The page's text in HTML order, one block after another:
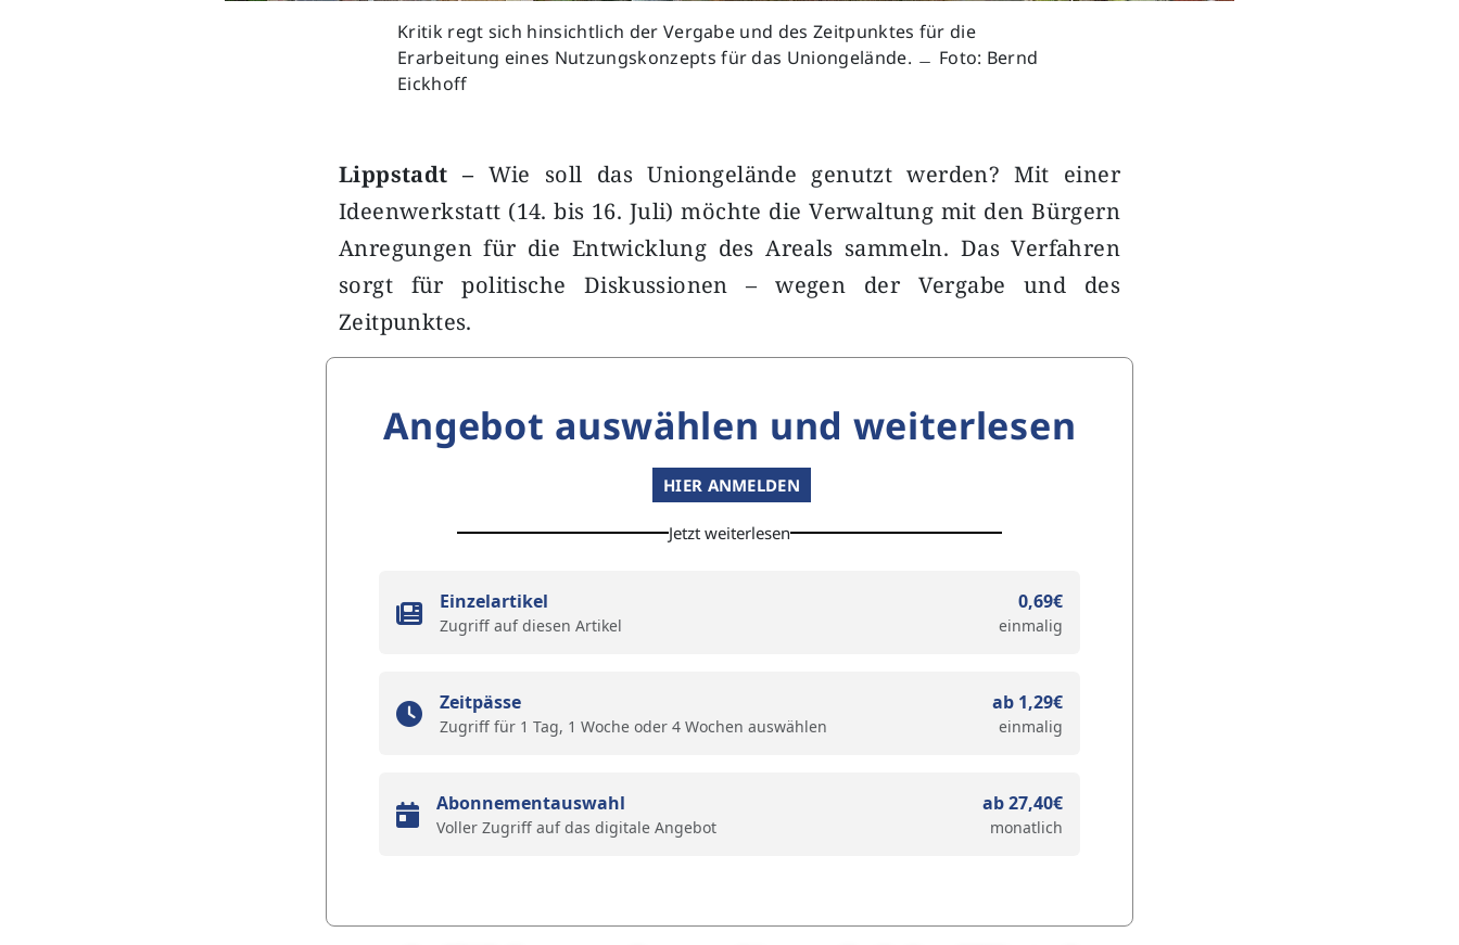
Kritik regt sich hinsichtlich der Vergabe und des Zeitpunktes für die
Erarbeitung eines Nutzungskonzepts für das Uniongelände. ﹘ Foto: Bernd
Eickhoff
Lippstadt – Wie soll das Uniongelände genutzt werden? Mit einer
Ideenwerkstatt (14. bis 16. Juli) möchte die Verwaltung mit den Bürgern
Anregungen für die Entwicklung des Areals sammeln. Das Verfahren
sorgt für politische Diskussionen – wegen der Vergabe und des
Zeitpunktes.
Angebot auswählen und weiterlesen
HIER ANMELDEN
Jetzt weiterlesen
Einzelartikel
Zugriff auf diesen Artikel
0,69€
einmalig
Zeitpässe
Zugriff für 1 Tag, 1 Woche oder 4 Wochen auswählen
ab 1,29€
einmalig
Abonnementauswahl
Voller Zugriff auf das digitale Angebot
ab 27,40€
monatlich